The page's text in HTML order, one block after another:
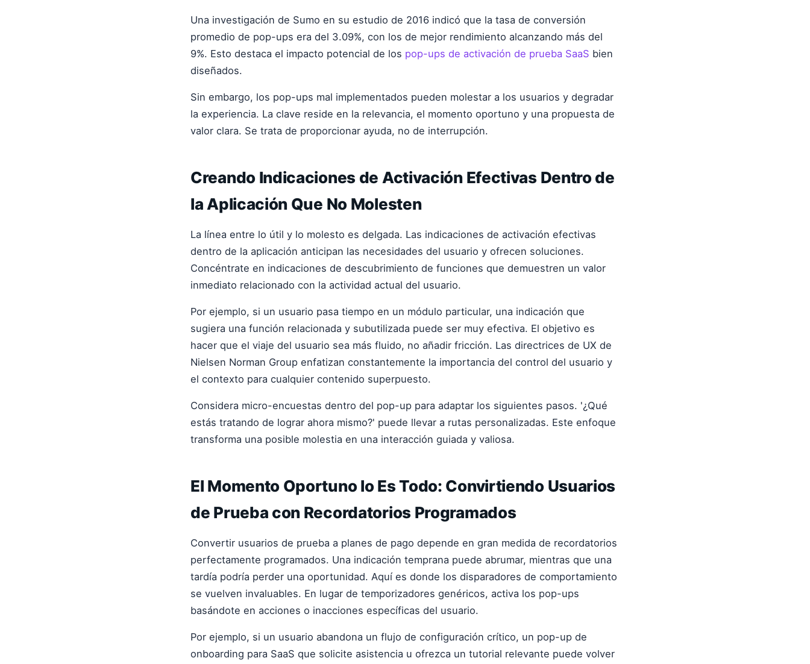
Una investigación de Sumo en su estudio de 2016 indicó que la tasa de conversión
promedio de pop-ups era del 3.09%, con los de mejor rendimiento alcanzando más del
9%. Esto destaca el impacto potencial de los pop-ups de activación de prueba SaaS bien
diseñados.
Sin embargo, los pop-ups mal implementados pueden molestar a los usuarios y degradar
la experiencia. La clave reside en la relevancia, el momento oportuno y una propuesta de
valor clara. Se trata de proporcionar ayuda, no de interrupción.
Creando Indicaciones de Activación Efectivas Dentro de
la Aplicación Que No Molesten
La línea entre lo útil y lo molesto es delgada. Las indicaciones de activación efectivas
dentro de la aplicación anticipan las necesidades del usuario y ofrecen soluciones.
Concéntrate en indicaciones de descubrimiento de funciones que demuestren un valor
inmediato relacionado con la actividad actual del usuario.
Por ejemplo, si un usuario pasa tiempo en un módulo particular, una indicación que
sugiera una función relacionada y subutilizada puede ser muy efectiva. El objetivo es
hacer que el viaje del usuario sea más fluido, no añadir fricción. Las directrices de UX de
Nielsen Norman Group enfatizan constantemente la importancia del control del usuario y
el contexto para cualquier contenido superpuesto.
Considera micro-encuestas dentro del pop-up para adaptar los siguientes pasos. '¿Qué
estás tratando de lograr ahora mismo?' puede llevar a rutas personalizadas. Este enfoque
transforma una posible molestia en una interacción guiada y valiosa.
El Momento Oportuno lo Es Todo: Convirtiendo Usuarios
de Prueba con Recordatorios Programados
Convertir usuarios de prueba a planes de pago depende en gran medida de recordatorios
perfectamente programados. Una indicación temprana puede abrumar, mientras que una
tardía podría perder una oportunidad. Aquí es donde los disparadores de comportamiento
se vuelven invaluables. En lugar de temporizadores genéricos, activa los pop-ups
basándote en acciones o inacciones específicas del usuario.
Por ejemplo, si un usuario abandona un flujo de configuración crítico, un pop-up de
onboarding para SaaS que solicite asistencia u ofrezca un tutorial relevante puede volver